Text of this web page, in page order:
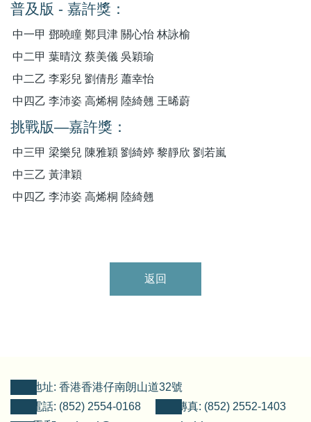
普及版 - 嘉許獎：
中一甲 鄧曉瞳 鄭貝津 關心怡 林詠榆
中二甲 葉晴汶 蔡美儀 吳穎瑜
中二乙 李彩兒 劉倩彤 蕭幸怡
中四乙 李沛姿 高烯桐 陸綺翹 王晞蔚
挑戰版—嘉許獎：
中三甲 梁樂兒 陳雅穎 劉綺婷 黎靜欣 劉若嵐
中三乙 黃津穎
中四乙 李沛姿 高烯桐 陸綺翹
返回
地址: 香港香港仔南朗山道32號
電話: (852) 2554-0168
傳真: (852) 2552-1403